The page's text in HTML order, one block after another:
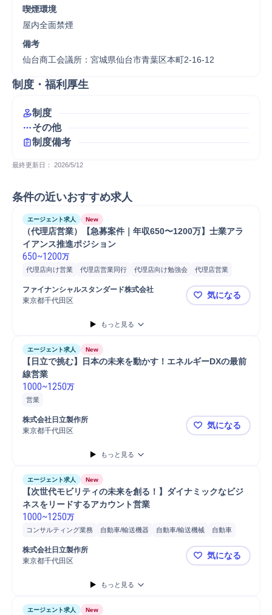
喫煙環境
屋内全面禁煙
備考
仙台商工会議所：宮城県仙台市青葉区本町2-16-12
制度・福利厚生
制度
その他
制度備考
最終更新日： 2026/5/12
条件の近いおすすめ求人
エージェント求人 New
（代理店営業）【急募案件｜年収650〜1200万】士業アラ
イアンス推進ポジション
650~1200万
代理店向け営業 代理店営業同行 代理店向け勉強会
代理店営業
新規仲介会社開拓
新規代理店/卸開拓
新規ディーラー/代理店開拓
ファイナンシャルスタンダード株式会社
東京都千代田区
（代理店営
気になる
もっと見る
エージェント求人 New
【日立で挑む】日本の未来を動かす！エネルギーDXの最前
線営業
1000~1250万
営業
株式会社日立製作所
東京都千代田区
【日立で挑
気になる
もっと見る
エージェント求人 New
【次世代モビリティの未来を創る！】ダイナミックなビジ
ネスをリードするアカウント営業
1000~1250万
コンサルティング業務 自動車/輸送機器 自動車/輸送機械
自動車
営業
分析 コンサルタント
株式会社日立製作所
東京都千代田区
【次世代モ
気になる
もっと見る
エージェント求人 New